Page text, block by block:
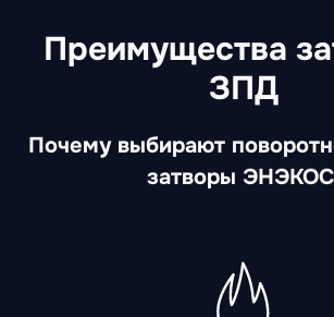
Преимущества
ЗПД
Почему выбирают
затворы